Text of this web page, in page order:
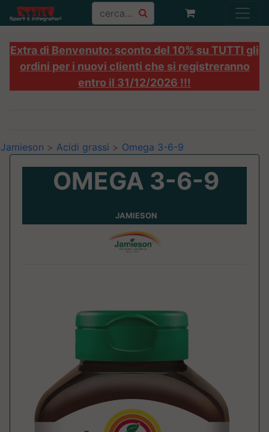
Extra di Benvenuto: sconto del 10% su TUTTI gli
ordini per i nuovi clienti che si registreranno
entro il 31/12/2026 !!!
Jamieson > Acidi grassi > Omega 3-6-9
OMEGA 3-6-9
JAMIESON